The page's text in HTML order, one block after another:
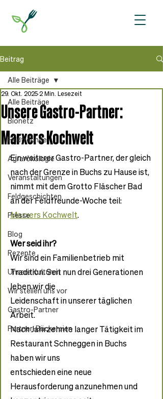
Beitrag
Alle Beiträge
Bionetz
Feldfreunde
Agrarökologie
Veranstaltungen
Feldgeschichten
Presse
Blog
Rezepte
Unsere Kulturen
Wir stellen uns vor
Gastro-Partner
Partner-Bäckereien
Alle Beiträge
Unsere Gastro-Partner:
Marxers Kochwelt
29. Okt. 2025 2 Min. Lesezeit
Ein weiterer Gastro-Partner, der gleich
nach der Grenze in Buchs zu Hause ist,
nimmt mit dem Grotto Fläscher Bad
an der Feldfreunde-Woche teil:
Marxers Kochwelt.
Wer seid ihr?
Wir sind ein Familienbetrieb mit
Tradition. Seit nun drei Generationen
leben wir die
Leidenschaft in unserer täglichen
Arbeit.
Nach Jahrzehnte langer Tätigkeit im
Restaurant Schneggen in Buchs
haben wir uns
entschieden eine neue
Herausforderung anzunehmen und